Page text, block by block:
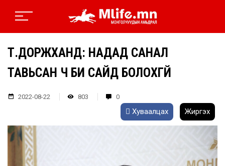
Т.ДОРЖХАНД: НАДАД САНАЛ
ТАВЬСАН Ч БИ САЙД БОЛОХГҮЙ
2022-08-22 803 0
Хуваалцах Жиргэх